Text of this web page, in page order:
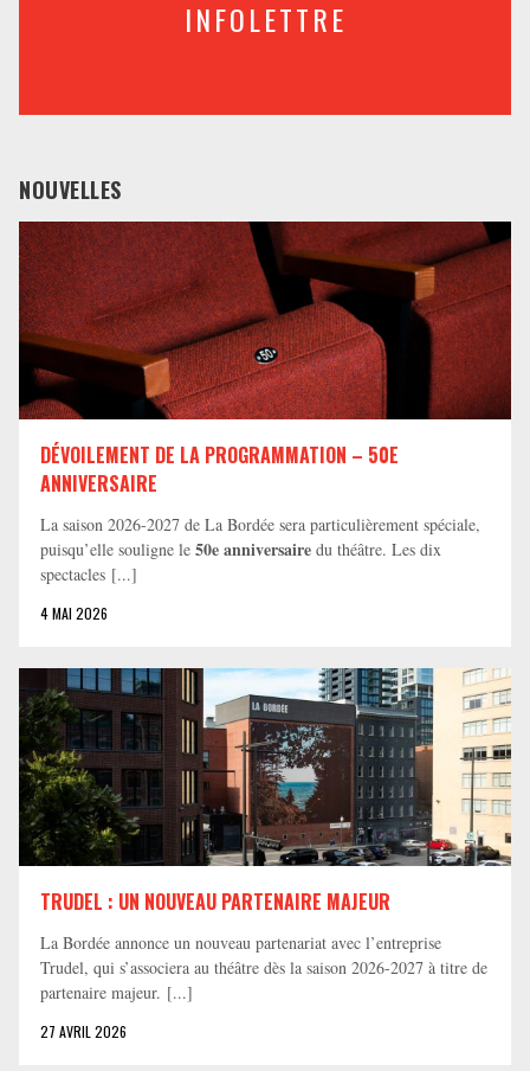
INFOLETTRE
NOUVELLES
DÉVOILEMENT DE LA PROGRAMMATION – 50E
ANNIVERSAIRE
La saison 2026-2027 de La Bordée sera particulièrement spéciale,
puisqu’elle souligne le 50e anniversaire du théâtre. Les dix
spectacles [...]
4 MAI 2026
TRUDEL : UN NOUVEAU PARTENAIRE MAJEUR
La Bordée annonce un nouveau partenariat avec l’entreprise
Trudel, qui s’associera au théâtre dès la saison 2026-2027 à titre de
partenaire majeur. [...]
27 AVRIL 2026